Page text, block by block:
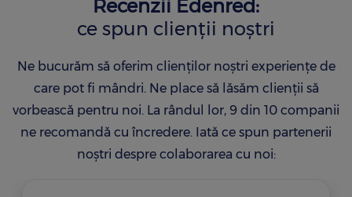
Recenzii Edenred:
ce spun clienții noștri
Ne bucurăm să oferim clienților noștri experiențe de
care pot fi mândri. Ne place să lăsăm clienții să
vorbească pentru noi. La rândul lor, 9 din 10 companii
ne recomandă cu încredere. Iată ce spun partenerii
noștri despre colaborarea cu noi: